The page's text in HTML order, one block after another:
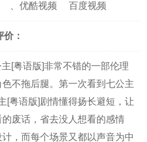
、 优酷视频 百度视频
：
[粤语版]非常不错的一部伦理
不拖后腿。第一次看到七公主
[粤语版]剧情懂得扬长避短，让
废话，省去没人想看的感情
，而每个场景又都以声音为中